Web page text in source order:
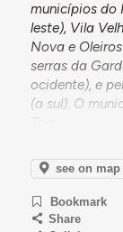
municípios do
leste), Vila
Nova e
serras da
ocidente), e
(a sul). O
O concelho é
freguesias:
Branco, União
Mata, União
see on map
Bookmark
Share